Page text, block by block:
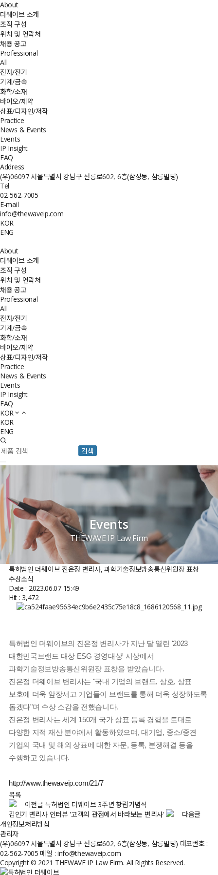
About
더웨이브 소개
조직 구성
위치 및 연락처
채용 공고
Professional
All
전자/전기
기계/금속
화학/소재
바이오/제약
상표/디자인/저작
Practice
News & Events
Events
IP Insight
FAQ
Address
(우)06097 서울특별시 강남구 선릉로602, 6층(삼성동, 삼릉빌딩)
Tel
02-562-7005
E-mail
info@thewaveip.com
KOR
ENG
About
더웨이브 소개
조직 구성
위치 및 연락처
채용 공고
Professional
All
전자/전기
기계/금속
화학/소재
바이오/제약
상표/디자인/저작
Practice
News & Events
Events
IP Insight
FAQ
KOR
KOR
ENG
검색
Events
THEWAVE IP Law Firm
특허법인 더웨이브 진은정 변리사, 과학기술정보방송통신위원장 표창
수상소식
Date : 2023.06.07 15:49
Hit : 3,472
특허법인 더웨이브의 진은정 변리사가 지난 달 열린 '2023
대한민국브랜드 대상 ESG 경영대상' 시상에서
과학기술정보방송통신위원장 표창을 받았습니다.
진은정 더웨이브 변리사는 "국내 기업의 브랜드, 상호, 상표
보호에 더욱 앞장서고 기업들이 브랜드를 통해 더욱 성장하도록
돕겠다"며 수상 소감을 전했습니다.
진은정 변리사는 세계 150개 국가 상표 등록 경험을 토대로
다양한 지적 재산 분야에서 활동하였으며, 대기업, 중소/중견
기업의 국내 및 해외 상표에 대한 자문, 등록, 분쟁해결 등을
수행하고 있습니다.
http://www.thewaveip.com/21/7
목록
이전글특허법인 더웨이브 3주년 창립기념식
김인기 변리사 인터뷰 '고객의 관점에서 바라보는 변리사'
다음글
개인정보처리방침
관리자
(우)06097 서울특별시 강남구 선릉로602, 6층(삼성동, 삼릉빌딩) 대표번호 :
02-562-7005 메일 : info@thewaveip.com
Copyright © 2021 THEWAVE IP Law Firm. All Rights Reserved.